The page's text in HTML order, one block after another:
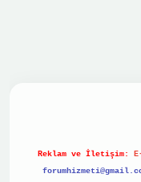
Reklam ve İletişim: